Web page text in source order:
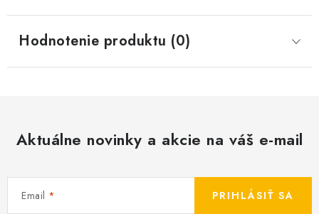
Hodnotenie produktu (0)
Aktuálne novinky a akcie na váš e-mail
Email PRIHLÁSIŤ SA